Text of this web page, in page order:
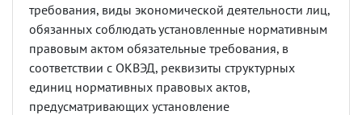
требования, виды экономической деятельности лиц,
обязанных соблюдать установленные нормативным
правовым актом обязательные требования, в
соответствии с ОКВЭД, реквизиты структурных
единиц нормативных правовых актов,
предусматривающих установление